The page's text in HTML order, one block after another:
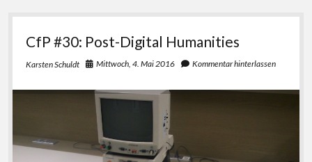
CfP #30: Post-Digital Humanities
Karsten Schuldt Mittwoch, 4. Mai 2016 Kommentar hinterlassen